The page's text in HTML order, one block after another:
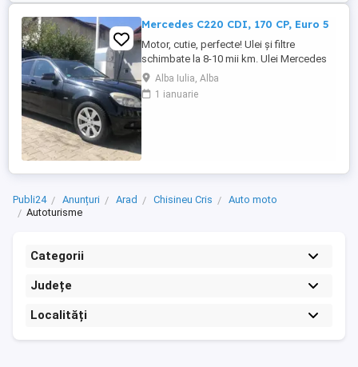
Mercedes C220 CDI, 170 CP, Euro 5
Motor, cutie, perfecte! Ulei și filtre
schimbate la 8-10 mii km. Ulei Mercedes
15 W - 30. Echipamente si caracteristici
speciale: Sistem de navigație COMAND
APS: Sistem de navigație integrat
Alba Iulia, Alba
1 ianuarie
Publi24 Anunțuri Arad Chisineu Cris
Auto moto
Autoturisme
Categorii
Județe
Localități